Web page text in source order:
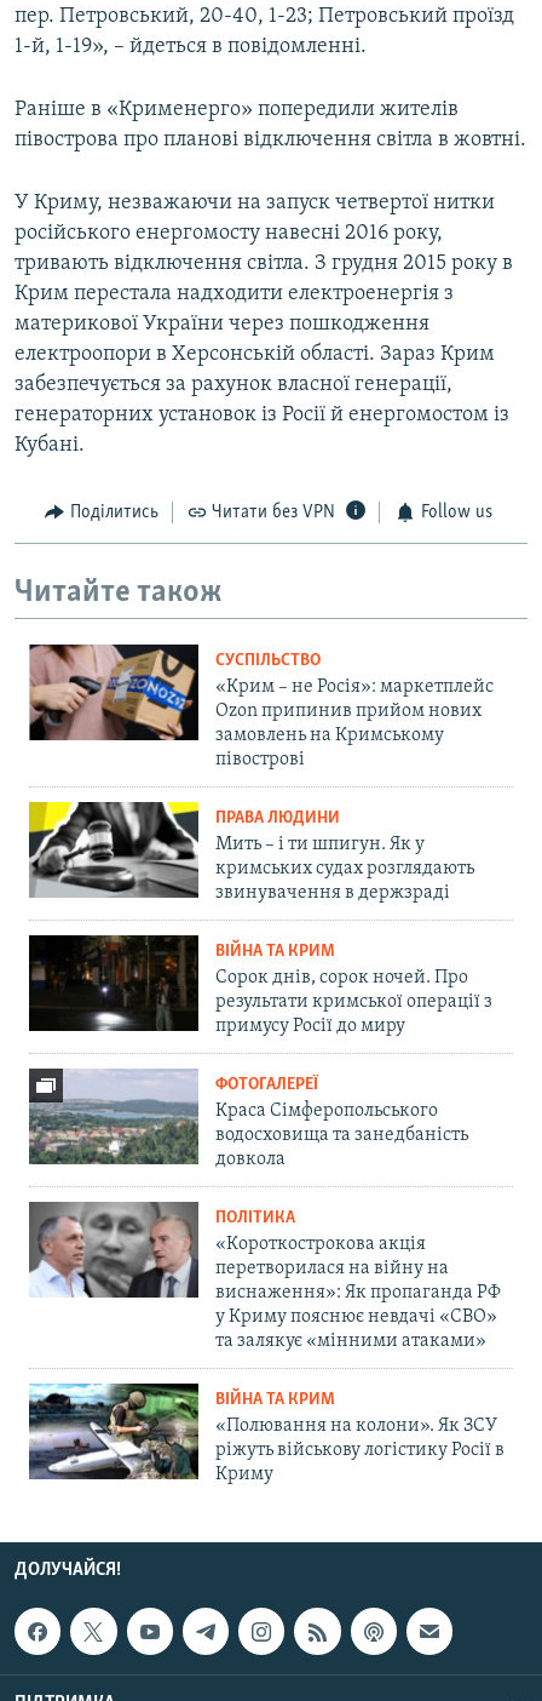
пер. Петровський, 20-40, 1-23; Петровський проїзд
1-й, 1-19», – йдеться в повідомленні.
Раніше в «Крименерго» попередили жителів
півострова про планові відключення світла в жовтні.
У Криму, незважаючи на запуск четвертої нитки
російського енергомосту навесні 2016 року,
тривають відключення світла. З грудня 2015 року в
Крим перестала надходити електроенергія з
материкової України через пошкодження
електроопори в Херсонській області. Зараз Крим
забезпечується за рахунок власної генерації,
генераторних установок із Росії й енергомостом із
Кубані.
Поділитись Читати без VPN Follow us
Читайте також
СУСПІЛЬСТВО
«Крим – не Росія»: маркетплейс
Ozon припинив прийом нових
замовлень на Кримському
півострові
ПРАВА ЛЮДИНИ
Мить – і ти шпигун. Як у
кримських судах розглядають
звинувачення в держзраді
ВІЙНА ТА КРИМ
Сорок днів, сорок ночей. Про
результати кримської операції з
примусу Росії до миру
ФОТОГАЛЕРЕЇ
Краса Сімферопольського
водосховища та занедбаність
довкола
ПОЛІТИКА
«Короткострокова акція
перетворилася на війну на
виснаження»: Як пропаганда РФ
у Криму пояснює невдачі «СВО»
та залякує «мінними атаками»
ВІЙНА ТА КРИМ
«Полювання на колони». Як ЗСУ
ріжуть військову логістику Росії в
Криму
ДОЛУЧАЙСЯ!